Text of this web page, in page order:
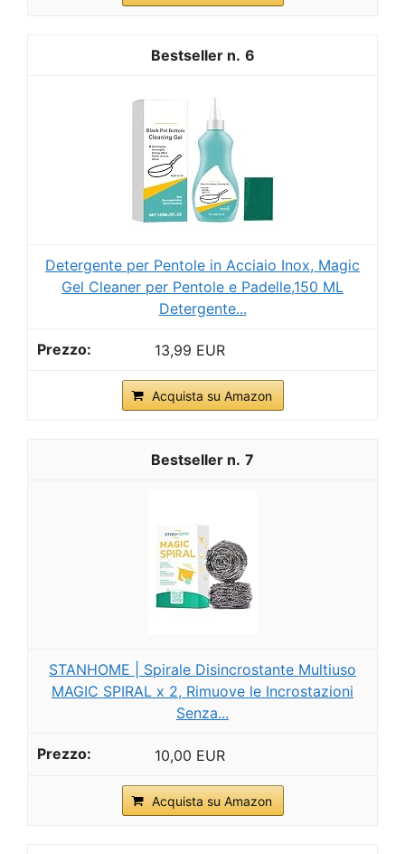
6
Detergente per Pentole in Acciaio Inox, Magic
Gel Cleaner per Pentole e Padelle,150 ML
Detergente...
13,99 EUR
Acquista su Amazon
7
STANHOME | Spirale Disincrostante Multiuso
MAGIC SPIRAL x 2, Rimuove le Incrostazioni
Senza...
10,00 EUR
Acquista su Amazon